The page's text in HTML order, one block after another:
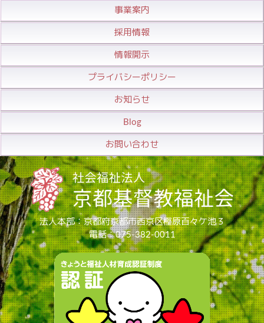
事業案内
採用情報
情報開示
プライバシーポリシー
お知らせ
Blog
お問い合わせ
法人本部：京都府京都市西京区樫原百々ケ池３
電話：075-382-0011